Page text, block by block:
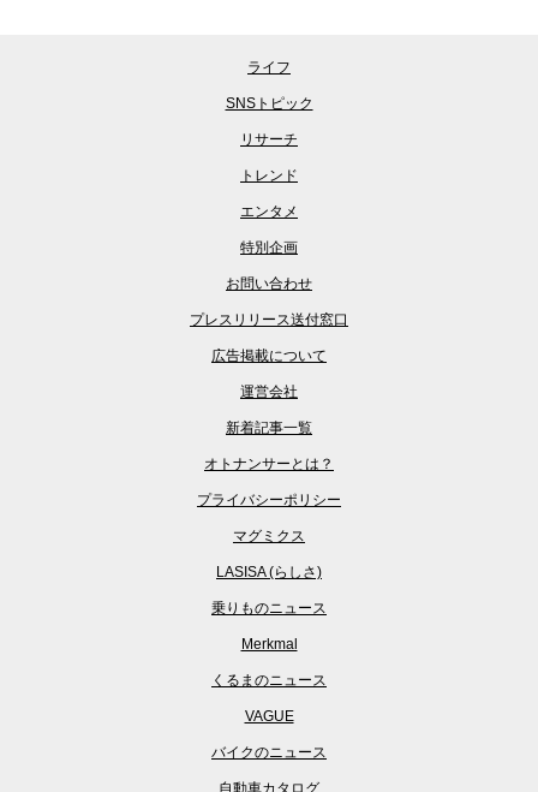
ライフ
SNSトピック
リサーチ
トレンド
エンタメ
特別企画
お問い合わせ
プレスリリース送付窓口
広告掲載について
運営会社
新着記事一覧
オトナンサーとは？
プライバシーポリシー
マグミクス
LASISA (らしさ)
乗りものニュース
Merkmal
くるまのニュース
VAGUE
バイクのニュース